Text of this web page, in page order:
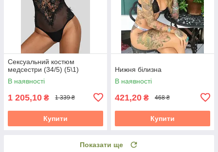
Сексуальний костюм
медсестри (34/5) (5\1)
В наявності
1 205,10 ₴ 1 339 ₴
Купити
Нижня білизна
В наявності
421,20 ₴ 468 ₴
Купити
Показати ще